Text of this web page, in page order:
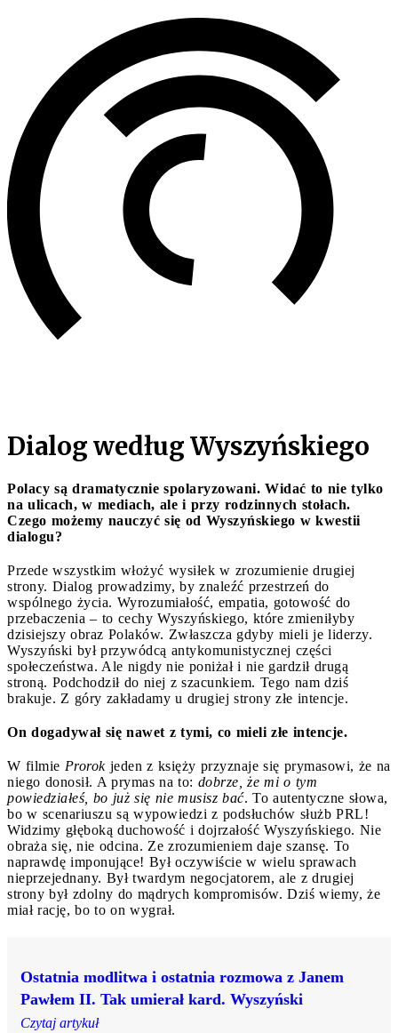
Dialog według Wyszyńskiego
Polacy są dramatycznie spolaryzowani. Widać to nie tylko
na ulicach, w mediach, ale i przy rodzinnych stołach.
Czego możemy nauczyć się od Wyszyńskiego w kwestii
dialogu?
Przede wszystkim włożyć wysiłek w zrozumienie drugiej
strony. Dialog prowadzimy, by znaleźć przestrzeń do
wspólnego życia. Wyrozumiałość, empatia, gotowość do
przebaczenia – to cechy Wyszyńskiego, które zmieniłyby
dzisiejszy obraz Polaków. Zwłaszcza gdyby mieli je liderzy.
Wyszyński był przywódcą antykomunistycznej części
społeczeństwa. Ale nigdy nie poniżał i nie gardził drugą
stroną. Podchodził do niej z szacunkiem. Tego nam dziś
brakuje. Z góry zakładamy u drugiej strony złe intencje.
On dogadywał się nawet z tymi, co mieli złe intencje.
W filmie Prorokjeden z księży przyznaje się prymasowi, że na
niego donosił. A prymas na to: dobrze, że mi o tym
powiedziałeś, bo już się nie musisz bać. To autentyczne słowa,
bo w scenariuszu są wypowiedzi z podsłuchów służb PRL!
Widzimy głęboką duchowość i dojrzałość Wyszyńskiego. Nie
obraża się, nie odcina. Ze zrozumieniem daje szansę. To
naprawdę imponujące! Był oczywiście w wielu sprawach
nieprzejednany. Był twardym negocjatorem, ale z drugiej
strony był zdolny do mądrych kompromisów. Dziś wiemy, że
miał rację, bo to on wygrał.
Ostatnia modlitwa i ostatnia rozmowa z Janem
Pawłem II. Tak umierał kard. Wyszyński
Czytaj artykuł